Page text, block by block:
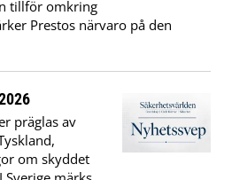
tillför omkring
Prestos närvaro på den
präglas av
om skyddet